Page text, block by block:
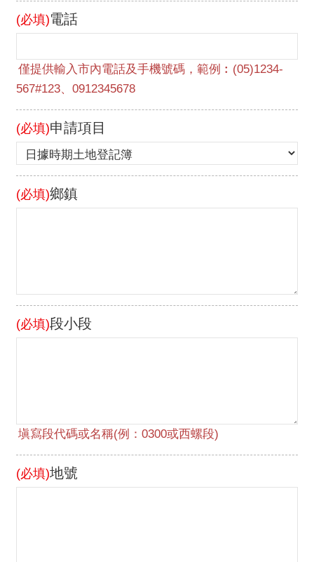
(必填)電話
(必填)申請項目
(必填)鄉鎮
(必填)段小段
(必填)地號